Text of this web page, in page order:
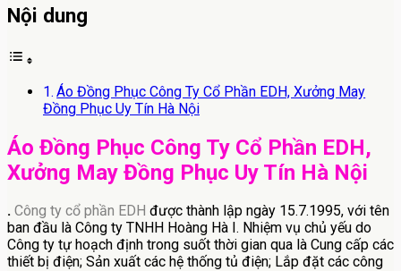
Nội dung
Áo Đồng Phục Công Ty Cổ Phần EDH, Xưởng May
Đồng Phục Uy Tín Hà Nội
Áo Đồng Phục Công Ty Cổ Phần EDH,
Xưởng May Đồng Phục Uy Tín Hà Nội
. Công ty cổ phần EDH được thành lập ngày 15.7.1995, với tên
ban đầu là Công ty TNHH Hoàng Hà I. Nhiệm vụ chủ yếu do
Công ty tự hoạch định trong suốt thời gian qua là Cung cấp các
thiết bị điện; Sản xuất các hệ thống tủ điện; Lắp đặt các công